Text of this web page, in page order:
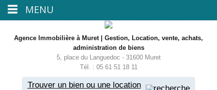
Agence Immobilière à Muret | Gestion, Location, vente, achats,
administration de biens
5, place du Languedoc - 31600 Muret
Tél. : 05 61 51 18 11
Trouver un bien ou une location
MENU